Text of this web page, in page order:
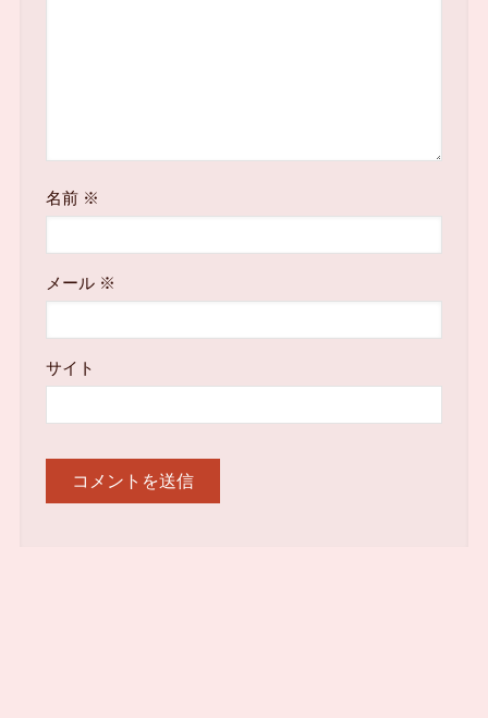
名前 ※
メール ※
サイト